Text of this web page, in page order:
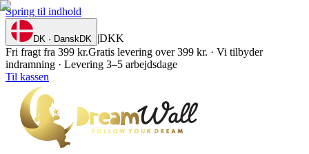
Spring til indhold
DK · DanskDK |DKK
Fri fragt fra 399 kr.Gratis levering over 399 kr. · Vi tilbyder
indramning · Levering 3–5 arbejdsdage
Til kassen